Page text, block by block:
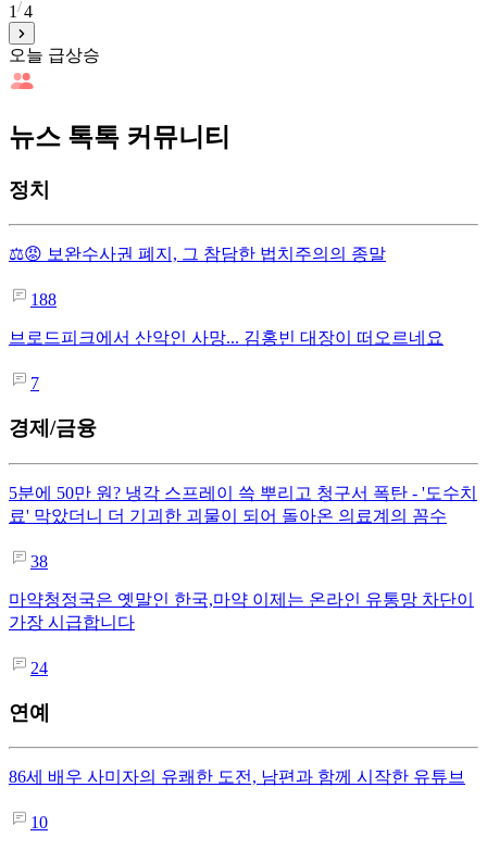
1 4
오늘 급상승
뉴스 톡톡 커뮤니티
정치
⚖️😡 보완수사권 폐지, 그 참담한 법치주의의 종말
188
브로드피크에서 산악인 사망... 김홍빈 대장이 떠오르네요
7
경제/금융
5분에 50만 원? 냉각 스프레이 쓱 뿌리고 청구서 폭탄 - '도수치
료' 막았더니 더 기괴한 괴물이 되어 돌아온 의료계의 꼼수
38
마약청정국은 옛말인 한국,마약 이제는 온라인 유통망 차단이
가장 시급합니다
24
연예
86세 배우 사미자의 유쾌한 도전, 남편과 함께 시작한 유튜브
10